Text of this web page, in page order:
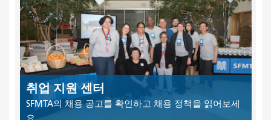
취업 지원 센터
SFMTA의 채용 공고를 확인하고 채용 정책을 읽어보세